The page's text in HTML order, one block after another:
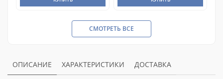
СМОТРЕТЬ ВСЕ
ОПИСАНИЕ ХАРАКТЕРИСТИКИ ДОСТАВКА